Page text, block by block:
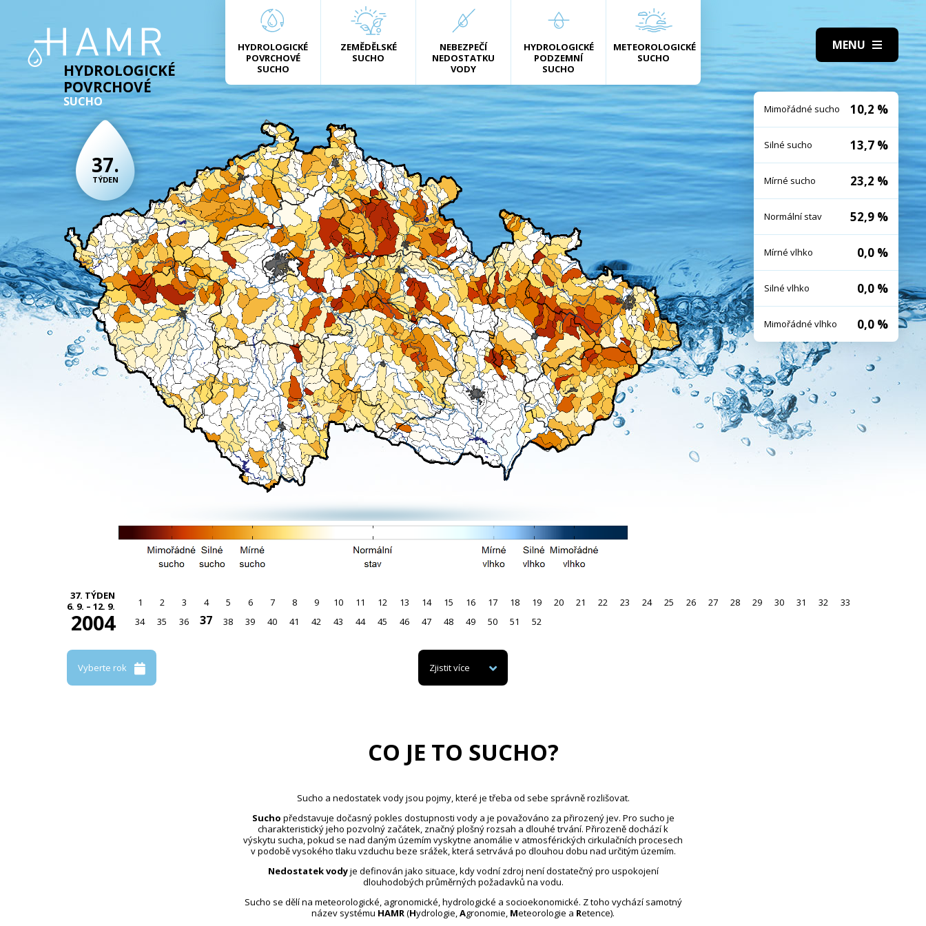
HYDROLOGICKÉ
POVRCHOVÉ
SUCHO
ZEMĚDĚLSKÉ
SUCHO
NEBEZPEČÍ
NEDOSTATKU
VODY
HYDROLOGICKÉ
PODZEMNÍ
SUCHO
METEOROLOGICKÉ
SUCHO
HYDROLOGICKÉ
POVRCHOVÉ
SUCHO
37.
TÝDEN
37. TÝDEN
6. 9. – 12. 9.
2004
1 2 3 4 5 6 7 8 9 10 11 12 13 14 15 16 17 18 19 20 21 22 23 24 25 26 27 28 29 30 31 32
33
34
35 36 37 38 39 40 41 42 43 44 45 46 47 48 49 50 51 52
Mimořádné sucho 10,2 %
Silné sucho 13,7 %
Mírné sucho 23,2 %
Normální stav 52,9 %
Mírné vlhko 0,0 %
Silné vlhko 0,0 %
Mimořádné vlhko 0,0 %
Vyberte rok Zjistit více
CO JE TO SUCHO?
Sucho a nedostatek vody jsou pojmy, které je třeba od sebe správně rozlišovat.
Sucho představuje dočasný pokles dostupnosti vody a je považováno za přirozený jev. Pro sucho je
charakteristický jeho pozvolný začátek, značný plošný rozsah a dlouhé trvání. Přirozeně dochází k
výskytu sucha, pokud se nad daným územím vyskytne anomálie v atmosférických cirkulačních procesech
v podobě vysokého tlaku vzduchu beze srážek, která setrvává po dlouhou dobu nad určitým územím.
Nedostatek vodyje definován jako situace, kdy vodní zdroj není dostatečný pro uspokojení
dlouhodobých průměrných požadavků na vodu.
Sucho se dělí na meteorologické, agronomické, hydrologické a socioekonomické. Z toho vychází samotný
název systému HAMR(Hydrologie,Agronomie, Meteorologie a Retence).